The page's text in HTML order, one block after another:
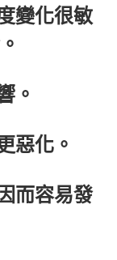
變化很敏
。
惡化。
而容易發